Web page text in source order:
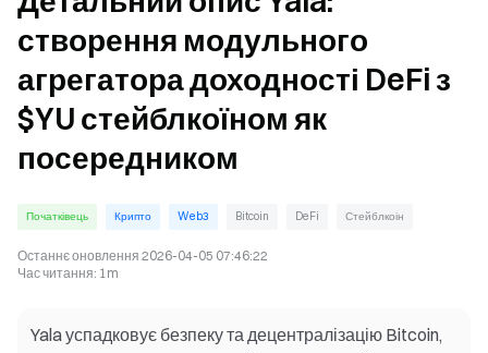
створення модульного
агрегатора доходності DeFi з
$YU стейблкоїном як
посередником
Початківець Крипто Web3 Bitcoin DeFi Стейблкоін
Останнє оновлення 2026-04-05 07:46:22
Час читання: 1m
Yala успадковує безпеку та децентралізацію Bitcoin,